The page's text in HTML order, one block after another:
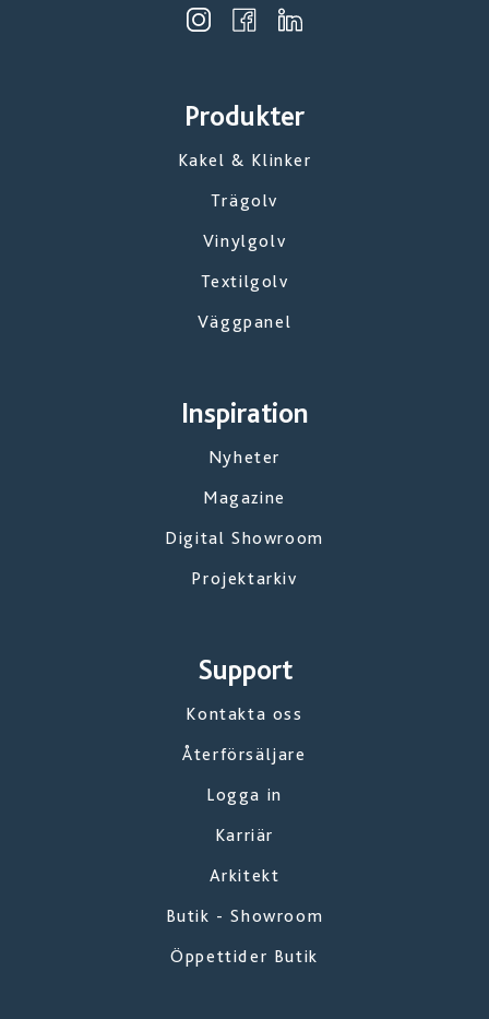
Produkter
Kakel & Klinker
Trägolv
Vinylgolv
Textilgolv
Väggpanel
Inspiration
Nyheter
Magazine
Digital Showroom
Projektarkiv
Support
Kontakta oss
Återförsäljare
Logga in
Karriär
Arkitekt
Butik - Showroom
Öppettider Butik